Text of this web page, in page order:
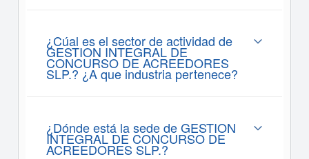
¿Cúal es el sector de actividad de
GESTION INTEGRAL DE
CONCURSO DE ACREEDORES
SLP.? ¿A que industria pertenece?
¿Dónde está la sede de GESTION
INTEGRAL DE CONCURSO DE
ACREEDORES SLP.?